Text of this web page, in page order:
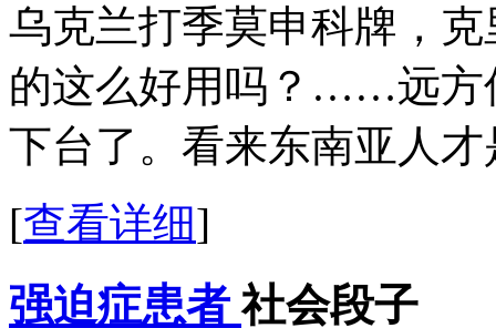
乌克兰打季莫申科牌，
的这么好用吗？……远方
下台了。看来东南亚人
[查看详细]
强迫症患者社会段子